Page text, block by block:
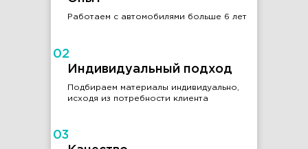
Работаем с автомобилями больше 6 лет
Подбираем материалы индивидуально,
исходя из потребности клиента
02
03
Индивидуальный подход